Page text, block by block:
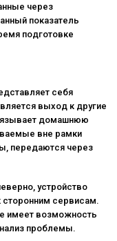
через
показатель
подготовке
себя
выход к другие
домашнюю
вне рамки
передаются через
устройство
сторонним сервисам.
имеет возможность
проблемы.